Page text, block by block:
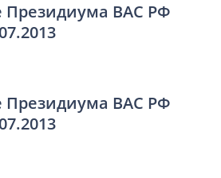
Президиума ВАС РФ
Президиума ВАС РФ